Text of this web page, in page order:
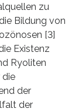
zu
Bildung von
[3]
Existenz
Ryoliten
die
der
der